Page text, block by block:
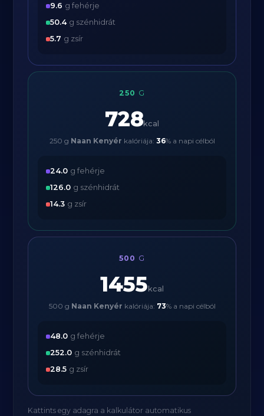
9.6 g fehérje
50.4 g szénhidrát
5.7 g zsír
250 G
728kcal
250 g Naan Kenyér kalóriája: 36% a napi célból
24.0 g fehérje
126.0 g szénhidrát
14.3 g zsír
500 G
1455 kcal
500 g Naan Kenyér kalóriája: 73% a napi célból
48.0 g fehérje
252.0 g szénhidrát
28.5 g zsír
Kattints egy adagra a kalkulátor automatikus